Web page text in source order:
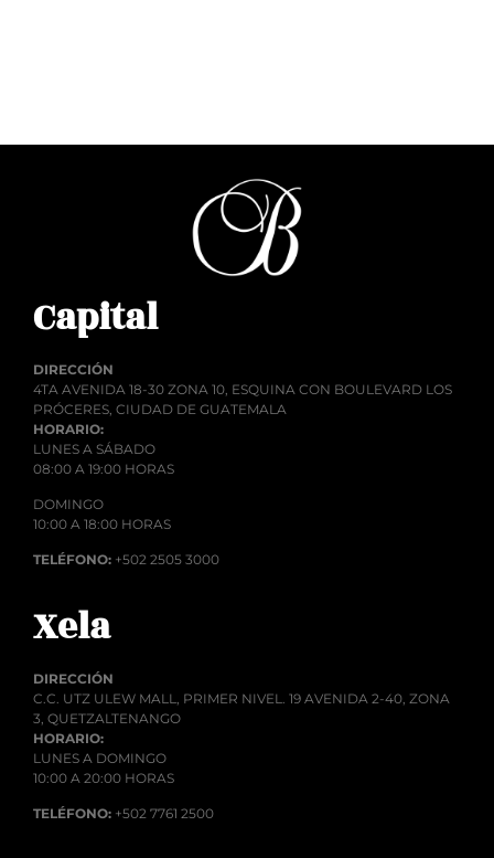
Capital
DIRECCIÓN
4TA AVENIDA 18-30 ZONA 10, ESQUINA CON BOULEVARD LOS
PRÓCERES, CIUDAD DE GUATEMALA
HORARIO:
LUNES A SÁBADO
08:00 A 19:00 HORAS
DOMINGO
10:00 A 18:00 HORAS
TELÉFONO: +502 2505 3000
Xela
DIRECCIÓN
C.C. UTZ ULEW MALL, PRIMER NIVEL. 19 AVENIDA 2-40, ZONA
3, QUETZALTENANGO
HORARIO:
LUNES A DOMINGO
10:00 A 20:00 HORAS
TELÉFONO: +502 7761 2500